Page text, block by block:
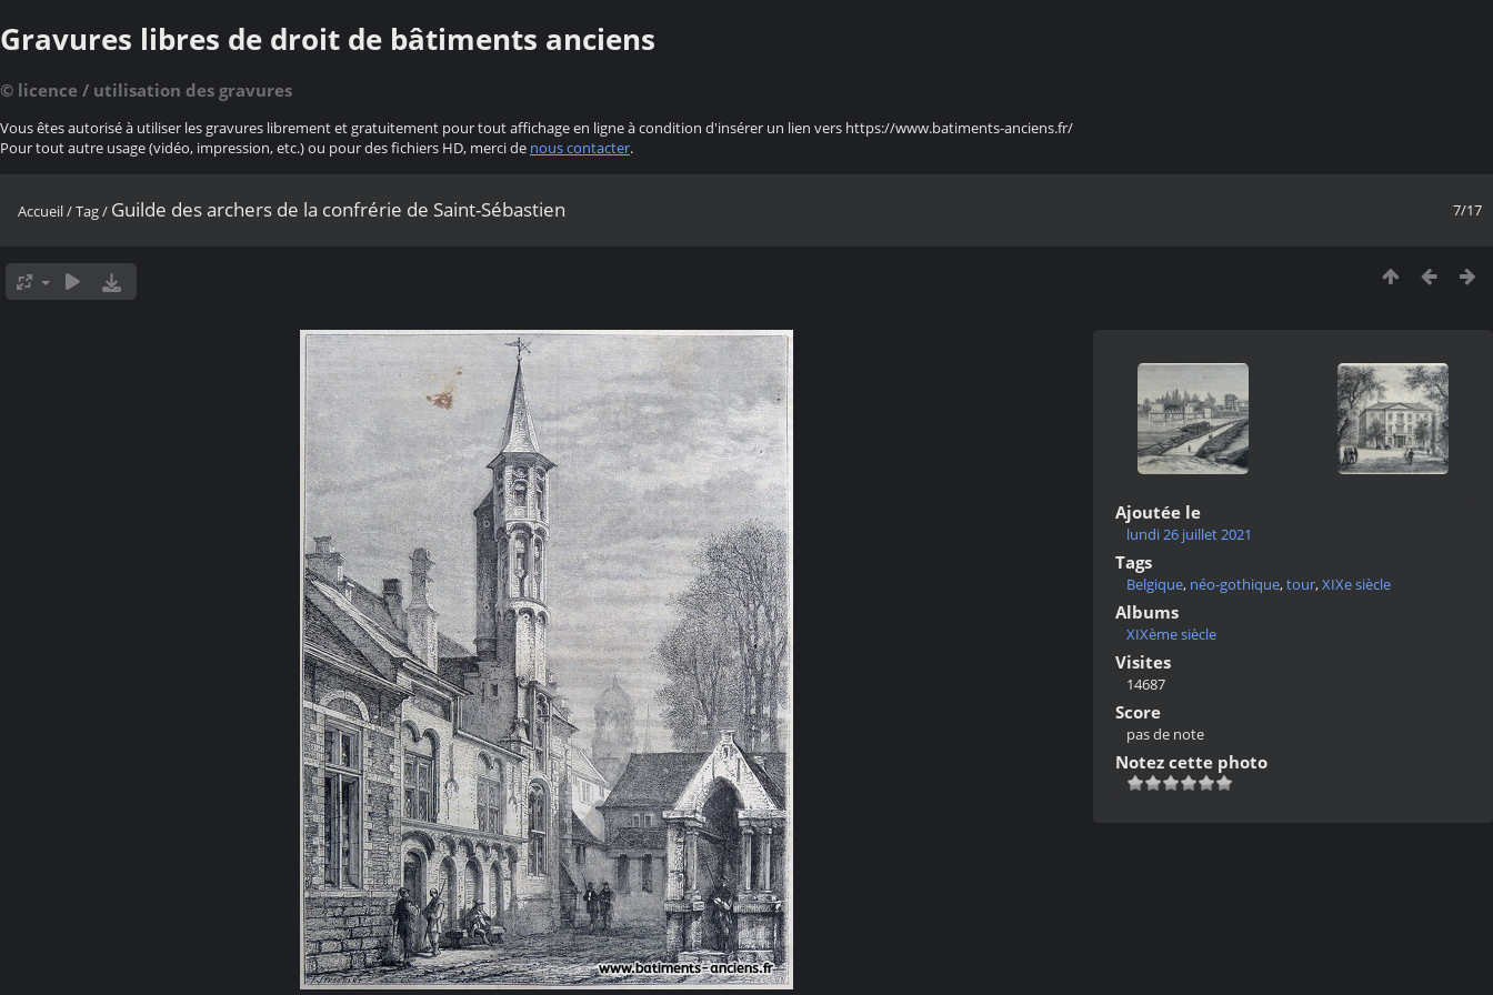
Gravures libres de droit de bâtiments anciens
© licence / utilisation des gravures
Vous êtes autorisé à utiliser les gravures librement et gratuitement pour tout affichage en ligne à condition d'insérer un lien vers https://www.batiments-anciens.fr/
Pour tout autre usage (vidéo, impression, etc.) ou pour des fichiers HD, merci de nous contacter.
7/17
Accueil/Tag/ Guilde des archers de la confrérie de Saint-Sébastien
Ajoutée le
lundi 26 juillet 2021
Tags
Belgique, néo-gothique,tour,XIXe siècle
Albums
XIXème siècle
Visites
14687
Score
pas de note
Notez cette photo